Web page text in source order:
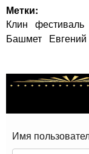
Метки:
Клин фестиваль
Башмет
Имя